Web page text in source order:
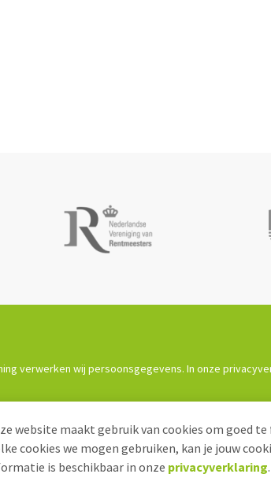
verwerken wij persoonsgegevens. In onze
website maakt gebruik van cookies om goed
cookies we mogen gebruiken, kan je jouw
is beschikbaar in onze privacyverklaring.